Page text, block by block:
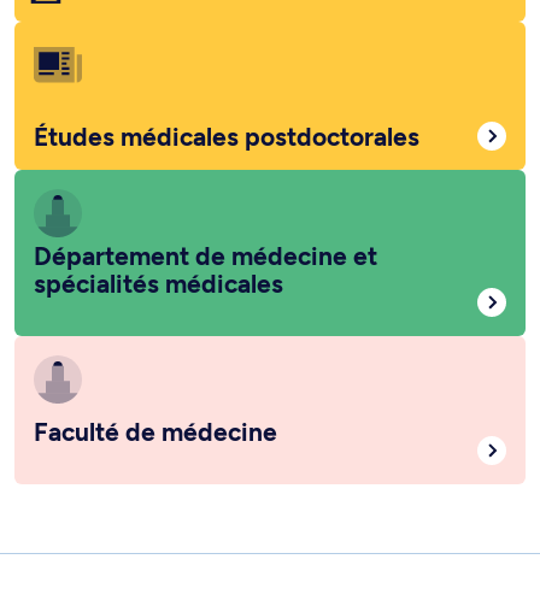
Études médicales postdoctorales
Département de médecine et
spécialités médicales
Faculté de médecine